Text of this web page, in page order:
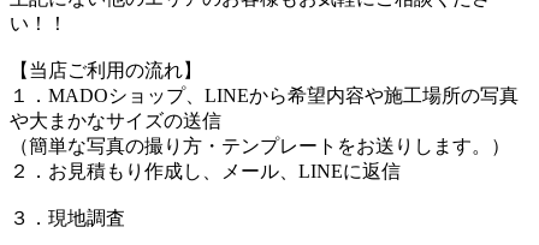
い！！
【当店ご利用の流れ】
１．MADOショップ、LINEから希望内容や施工場所の写真
や大まかなサイズの送信
（簡単な写真の撮り方・テンプレートをお送りします。）
２．お見積もり作成し、メール、LINEに返信
３．現地調査